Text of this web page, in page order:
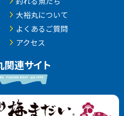
関連サイト
大裕丸について
よくあるご質問
アクセス